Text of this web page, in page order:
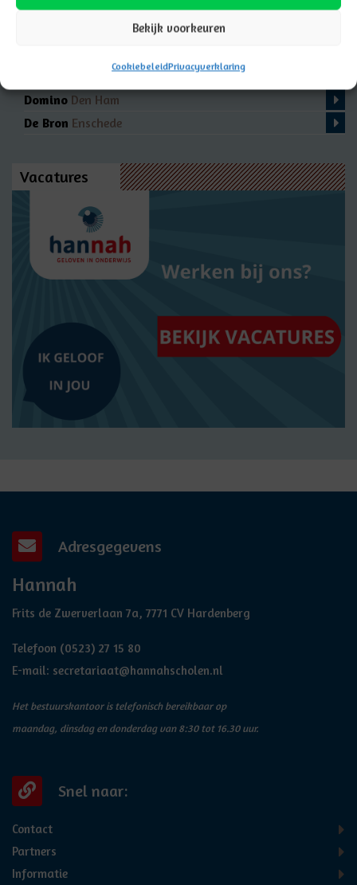
Bekijk voorkeuren
CookiebeleidPrivacyverklaring
Casper DiemerBergentheim
Ommen
Almelo
Domino Den Ham
De Bron Enschede
Vacatures
Adresgegevens
Hannah
Frits de Zwerverlaan 7a, 7771 CV Hardenberg
Telefoon (0523) 27 15 80
E-mail: secretariaat@hannahscholen.nl
Het bestuurskantoor is telefonisch bereikbaar op
maandag, dinsdag en donderdag van 8:30 tot 16.30 uur.
Snel naar:
Contact
Partners
Informatie